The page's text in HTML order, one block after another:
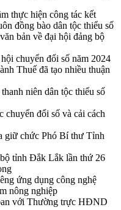
thực hiện công tác kết
đồng bào dân tộc thiểu số
bản về đại hội đảng bộ
chuyển đổi số năm 2024
Thuế đã tạo nhiều thuận
niên dân tộc thiểu số
chuyển đổi số và cải cách
giữ chức Phó Bí thư Tỉnh
tỉnh Đắk Lắk lần thứ 26
ứng dụng công nghệ
nông nghiệp
với Thường trực HĐND